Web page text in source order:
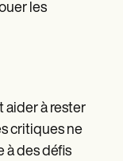
les
aider à rester
critiques ne
à des défis